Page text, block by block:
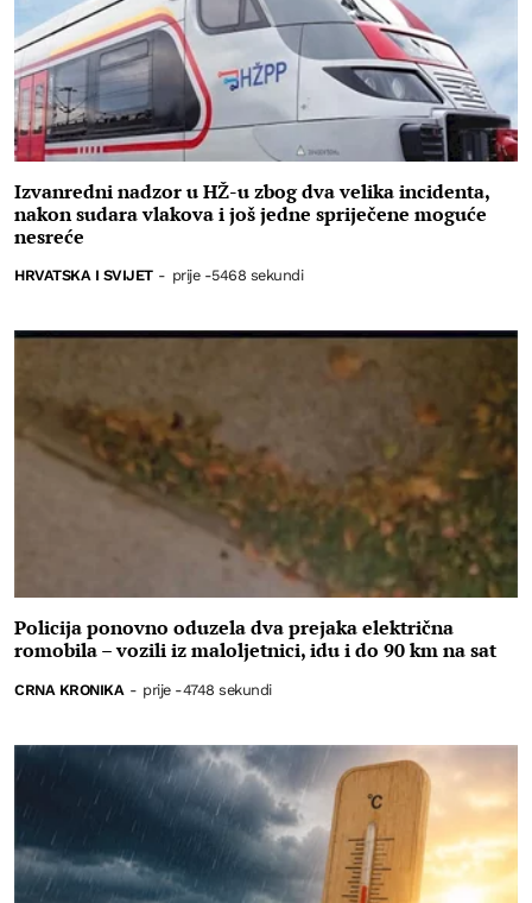
Izvanredni nadzor u HŽ-u zbog dva velika incidenta,
nakon sudara vlakova i još jedne spriječene moguće
nesreće
HRVATSKA I SVIJET - prije -5468 sekundi
Policija ponovno oduzela dva prejaka električna
romobila – vozili iz maloljetnici, idu i do 90 km na sat
CRNA KRONIKA - prije -4748 sekundi